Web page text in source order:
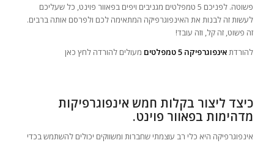
פשוטה. לפניכם 5 טמפלטים מגניבים ויפים בפאוור פוינט, כל שעליכם
לעשות זה לבנות את האינפוגרפיקה המתאימה לכם ולפרסם אותה ברבים.
זה פשוט, זה קל, וזה עובד!
להורדתאינפוגרפיקה 5 טמפלטים מעולים להורדה לחץ כאן
כיצד ליצור בקלות חמש אינפוגרפיקות
מדהימות בפאוור פוינט.
אינפוגרפיקה היא כלי רב עוצמתי שחברות ומשווקים יכולים להשתמש בכדי